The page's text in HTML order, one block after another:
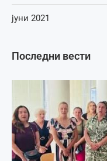
Последни вести
јуни 2021